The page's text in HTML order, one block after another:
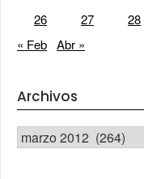
26
27 28
« Feb Abr »
Archivos
Archivos